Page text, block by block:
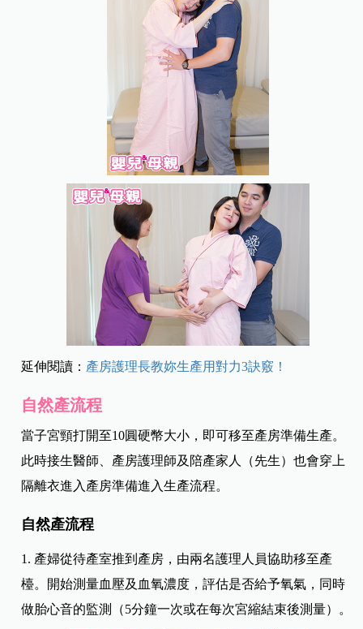
延伸閱讀： 產房護理長教妳生產用對力3訣竅！
自然產流程
當子宮頸打開至10圓硬幣大小，即可移至產房準備生產。
此時接生醫師、產房護理師及陪產家人（先生）也會穿上
隔離衣進入產房準備進入生產流程。
自然產流程
1. 產婦從待產室推到產房，由兩名護理人員協助移至產
檯。開始測量血壓及血氧濃度，評估是否給予氧氣，同時
做胎心音的監測（5分鐘一次或在每次宮縮結束後測量）。